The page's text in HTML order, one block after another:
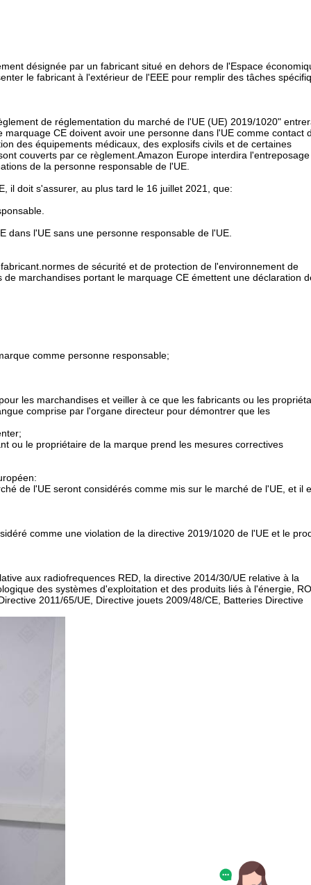
désignée par un fabricant situé en dehors de l'Espace
le fabricant à l'extérieur de l'EEE pour remplir des tâches
de réglementation du marché de l'UE (UE) 2019/1020"
CE doivent avoir une personne dans l'UE comme contact
des équipements médicaux, des explosifs civils et de certaines
couverts par ce règlement.Amazon Europe interdira
de la personne responsable de l'UE.
il doit s'assurer, au plus tard le 16 juillet 2021, que:
dans l'UE sans une personne responsable de l'UE.
de sécurité et de protection de l'environnement de
marchandises portant le marquage CE émettent une déclaration
comme personne responsable;
les marchandises et veiller à ce que les fabricants ou les
comprise par l'organe directeur pour démontrer que les
ou le propriétaire de la marque prend les mesures correctives
de l'UE seront considérés comme mis sur le marché de l'UE, et il
comme une violation de la directive 2019/1020 de l'UE et le
aux radiofrequences RED, la directive 2014/30/UE relative à la
des systèmes d'exploitation et des produits liés à l'énergie,
2011/65/UE, Directive jouets 2009/48/CE, Batteries Directive